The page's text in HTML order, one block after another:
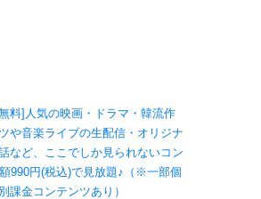
料]人気の映画・ドラマ・韓流作
や音楽ライブの生配信・オリジナ
など、ここでしか見られないコン
990円(税込)で見放題♪（※一部個
別課金コンテンツあり）